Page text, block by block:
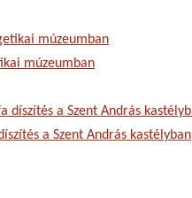
múzeumban
a Szent András kastélyban